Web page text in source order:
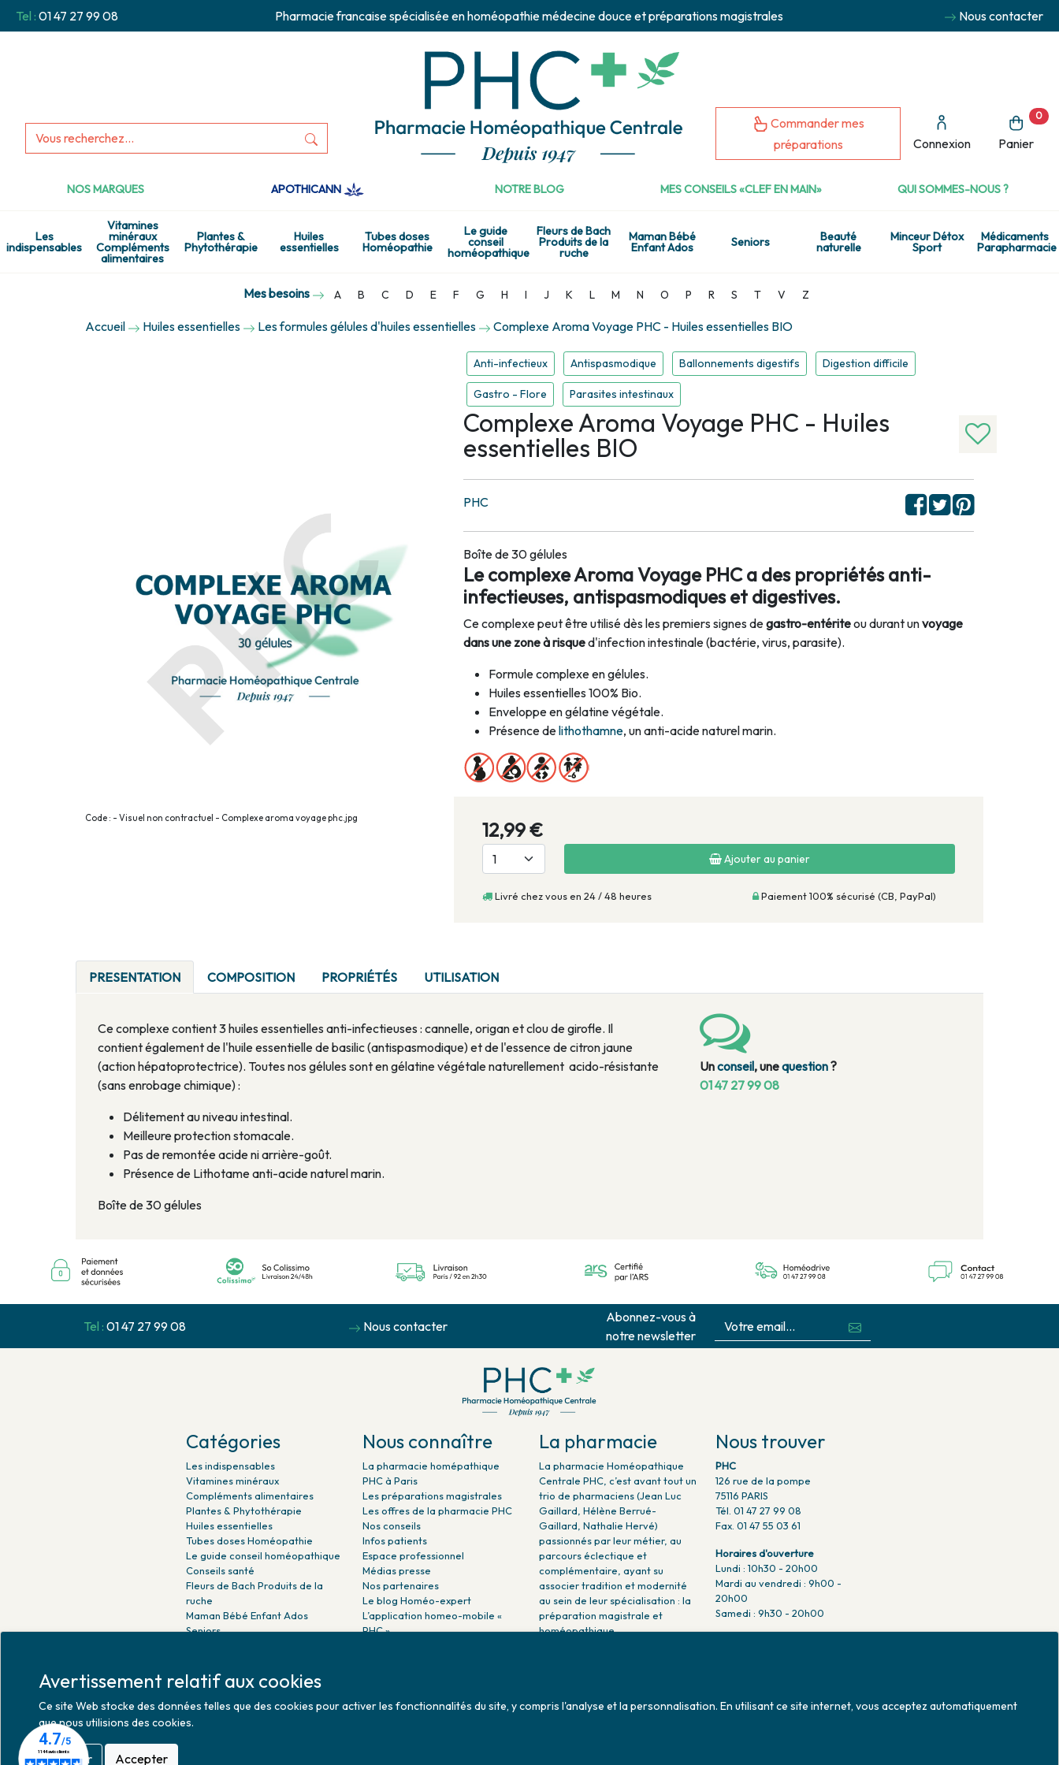
Tel : 01 47 27 99 08 Pharmacie francaise spécialisée en homéopathie médecine douce et préparations magistrales Nous contacter
Commander mes
préparations
Connexion Panier
0
NOS MARQUES APOTHICANN NOTRE BLOG MES CONSEILS «CLEF EN MAIN» QUI SOMMES-NOUS ?
Les
indispensables
Vitamines
minéraux
Compléments
alimentaires
Plantes &
Phytothérapie
Huiles
essentielles
Tubes doses
Homéopathie
Le guide
conseil
homéopathique
Fleurs de Bach
Produits de la
ruche
Maman Bébé
Enfant Ados Seniors Beauté
naturelle
Minceur Détox
Sport
Médicaments
Parapharmacie
Mes besoins A B C D E F G H I J K L M N O P R S T V Z
Accueil Huiles essentielles Les formules gélules d'huiles essentielles Complexe Aroma Voyage PHC - Huiles essentielles BIO
Code : - Visuel non contractuel - Complexe aroma voyage phc.jpg
Anti-infectieux Antispasmodique Ballonnements digestifs Digestion difficile
Gastro - Flore Parasites intestinaux
Complexe Aroma Voyage PHC - Huiles
essentielles BIO
PHC
Boîte de 30 gélules
Le complexe Aroma Voyage PHC a des propriétés anti-
infectieuses, antispasmodiques et digestives.
Ce complexe peut être utilisé dès les premiers signes degastro-entériteou durant unvoyage
dans une zone à risqued'infection intestinale (bactérie, virus, parasite).
Formule complexe en gélules.
Huiles essentielles 100% Bio.
Enveloppe en gélatine végétale.
Présence delithothamne, un anti-acide naturel marin.
12,99 €
Ajouter au panier
Livré chez vous en 24 / 48 heures Paiement 100% sécurisé (CB, PayPal)
PRESENTATION COMPOSITION PROPRIÉTÉS UTILISATION
Ce complexe contient 3 huiles essentielles anti-infectieuses : cannelle, origan et clou de girofle. Il
contient également de l'huile essentielle de basilic (antispasmodique) et de l'essence de citron jaune
(action hépatoprotectrice). Toutes nos gélules sont en gélatine végétale naturellement acido-résistante
(sans enrobage chimique) :
Délitement au niveau intestinal.
Meilleure protection stomacale.
Pas de remontée acide ni arrière-goût.
Présence de Lithotame anti-acide naturel marin.
Boîte de 30 gélules
Unconseil, unequestion?
01 47 27 99 08
Tel : 01 47 27 99 08 Nous contacter
Abonnez-vous à
notre newsletter
Catégories
Les indispensables
Vitamines minéraux
Compléments alimentaires
Plantes & Phytothérapie
Huiles essentielles
Tubes doses Homéopathie
Le guide conseil homéopathique
Conseils santé
Fleurs de Bach Produits de la
ruche
Maman Bébé Enfant Ados
Seniors
Médicaments Parapharmacie
Nous connaître
La pharmacie homépathique
PHC à Paris
Les préparations magistrales
Les offres de la pharmacie PHC
Nos conseils
Infos patients
Espace professionnel
Médias presse
Nos partenaires
Le blog Homéo-expert
L’application homeo-mobile «
PHC »
Enfants - AMFE
La pharmacie
La pharmacie Homéopathique
Centrale PHC, c’est avant tout un
trio de pharmaciens (Jean Luc
Gaillard, Hélène Berrué-
Gaillard, Nathalie Hervé)
passionnés par leur métier, au
parcours éclectique et
complémentaire, ayant su
associer tradition et modernité
au sein de leur spécialisation : la
préparation magistrale et
homéopathique.
Nous trouver
PHC
126 rue de la pompe
75116 PARIS
Tél. 01 47 27 99 08
Fax. 01 47 55 03 61
Horaires d'ouverture
Lundi : 10h30 - 20h00
Mardi au vendredi : 9h00 -
20h00
Samedi : 9h30 - 20h00
Avertissement relatif aux cookies
Ce site Web stocke des données telles que des cookies pour activer les fonctionnalités du site, y compris l'analyse et la personnalisation. En utilisant ce site internet, vous acceptez automatiquement
que nous utilisions des cookies.
Refuser Accepter